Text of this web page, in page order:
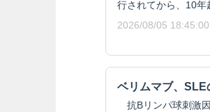
行されてから、10年
2026/08/05 18:45:00
ベリムマブ、SLE
抗Bリンパ球刺激